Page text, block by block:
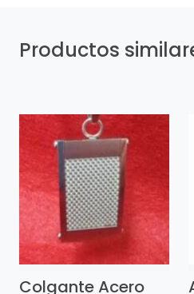
Productos
Colgante Acero